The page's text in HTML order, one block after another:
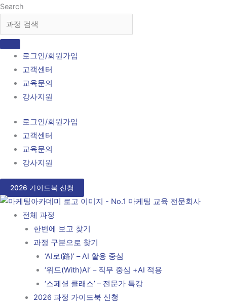
콘
텐
츠
로
Search
로그인/회원가입
고객센터
교육문의
강사지원
로그인/회원가입
고객센터
교육문의
강사지원
2026 가이드북 신청
전체 과정
한번에 보고 찾기
과정 구분으로 찾기
‘AI로(路)’ – AI 활용 중심
‘위드(With)AI’ – 직무 중심 +AI 적용
‘스페셜 클래스’ – 전문가 특강
2026 과정 가이드북 신청